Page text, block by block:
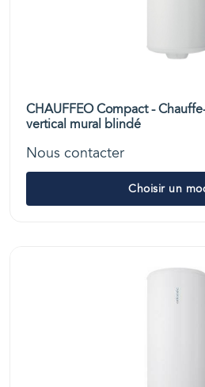
CHAUFFEO Compact -
vertical mural blindé
Nous contacter
Choisir un